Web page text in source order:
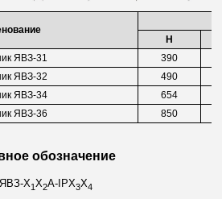
H
ЯВЗ-31
390
ЯВЗ-32
490
ЯВЗ-34
654
ЯВЗ-36 850
обозначение
Х1Х2А-IPХ3Х4